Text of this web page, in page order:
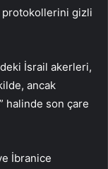
protokollerini gizli
İsrail akerleri,
ancak
halinde son çare
İbranice